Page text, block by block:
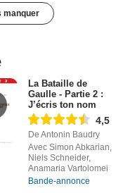
manquer
La Bataille de
Gaulle - Partie 2 :
J’écris ton nom
4,5
De Antonin Baudry
Avec Simon Abkarian,
Niels Schneider,
Anamaria Vartolomei
Bande-annonce